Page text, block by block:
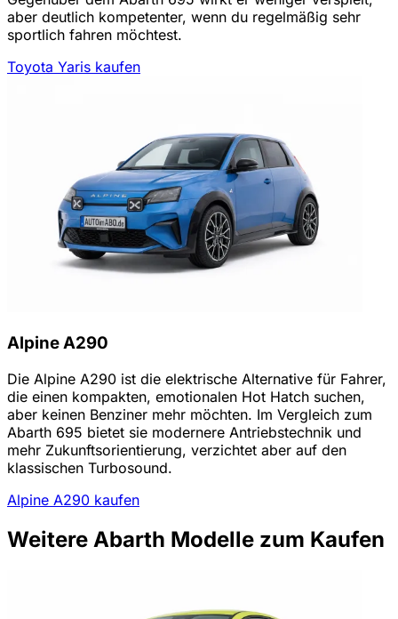
aber deutlich kompetenter, wenn du regelmäßig sehr
sportlich fahren möchtest.
Toyota Yaris kaufen
Alpine A290
Die Alpine A290 ist die elektrische Alternative für Fahrer,
die einen kompakten, emotionalen Hot Hatch suchen,
aber keinen Benziner mehr möchten. Im Vergleich zum
Abarth 695 bietet sie modernere Antriebstechnik und
mehr Zukunftsorientierung, verzichtet aber auf den
klassischen Turbosound.
Alpine A290 kaufen
Weitere Abarth Modelle zum Kaufen